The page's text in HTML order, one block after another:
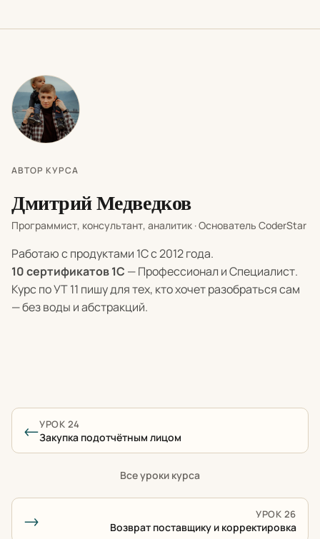
АВТОР КУРСА
Дмитрий Медведков
Программист, консультант, аналитик · Основатель CoderStar
Работаю с продуктами 1С с 2012 года.
10 сертификатов 1С — Профессионал и Специалист.
Курс по УТ 11 пишу для тех, кто хочет разобраться сам
— без воды и абстракций.
←УРОК 24
Закупка подотчётным лицом
Все уроки курса
УРОК 26
Возврат поставщику и корректировка
→